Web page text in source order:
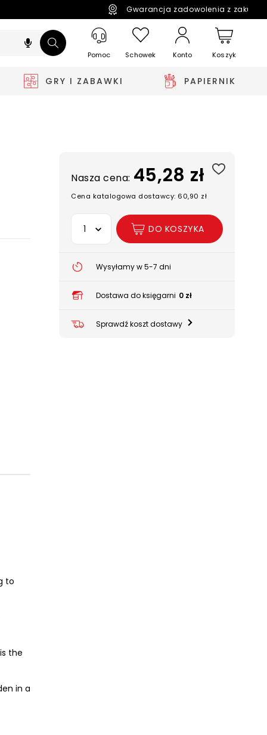
Gwarancja zadowolenia z
Pomoc Schowek Konto Koszyk
GRY I ZABAWKI PAPIERNIK
to
the
in a
Nasza cena: 45,28 zł
Cena katalogowa dostawcy: 60,90 zł
Wybierz opcję
DO KOSZYKA
Wysyłamy w 5-7 dni
Dostawa do księgarni 0 zł
Sprawdź koszt dostawy